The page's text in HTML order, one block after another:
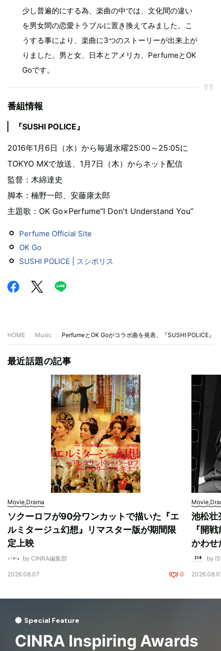
少し普遍的にする為、楽曲の中では、文化間の違い
を男女間の恋愛トラブルに置き換えてみました。こ
うする事により、楽曲に3つのストーリーが出来上が
りました。男と女、日本とアメリカ、PerfumeとOK
Goです。
番組情報
『SUSHI POLICE』
2016年1月6日（水）から毎週水曜25:00～25:05に
TOKYO MXで放送、1月7日（木）からネット配信
監督：木綿達史
脚本：楠野一郎、安藤康太郎
主題歌：OK Go×Perfume“I Don't Understand You”
Perfume Official Site
OK Go
SUSHI POLICE | スシポリス
HOME Music PerfumeとOK Goがコラボ曲を発表、『SUSHI POLICE』
最近話題の記事
Movie,Drama
ソクーロフが90分ワンカットで描いた『エ
ルミタージュ幻想』リマスター版が期間限
定上映
by CINRA編集部
2026.08.07 0
池松壮
『開
かわせ
by
Special Feature
CINRA Inspiring Awards